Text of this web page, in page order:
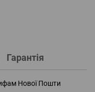
Гарантія
Нової Пошти